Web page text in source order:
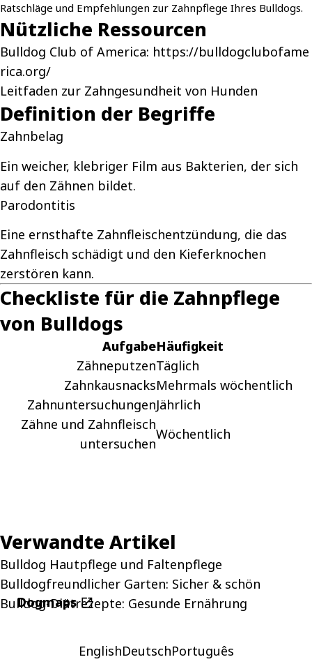
Ratschläge und Empfehlungen zur Zahnpflege Ihres Bulldogs.
Nützliche Ressourcen
Bulldog Club of America: https://bulldogclubofame
rica.org/
Leitfaden zur Zahngesundheit von Hunden
Definition der Begriffe
Zahnbelag
Ein weicher, klebriger Film aus Bakterien, der sich
auf den Zähnen bildet.
Parodontitis
Eine ernsthafte Zahnfleischentzündung, die das
Zahnfleisch schädigt und den Kieferknochen
zerstören kann.
Checkliste für die Zahnpflege
von Bulldogs
AufgabeHäufigkeit
ZähneputzenTäglich
ZahnkausnacksMehrmals wöchentlich
ZahnuntersuchungenJährlich
Zähne und Zahnfleisch
untersuchen
Wöchentlich
Verwandte Artikel
Bulldog Hautpflege und Faltenpflege
Bulldogfreundlicher Garten: Sicher & schön
Bulldog-Diätrezepte: Gesunde Ernährung
Dogmapsopen_in_new
EnglishDeutschPortuguês